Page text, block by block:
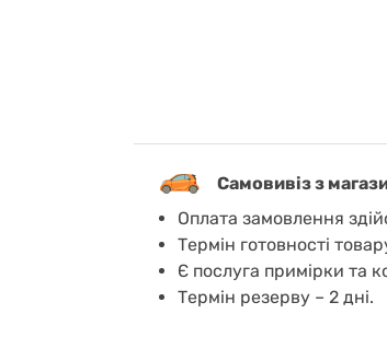
Самовивіз з
Оплата замовлення
Термін готовності
Є послуга примірки та
Термін резерву – 2 дні.